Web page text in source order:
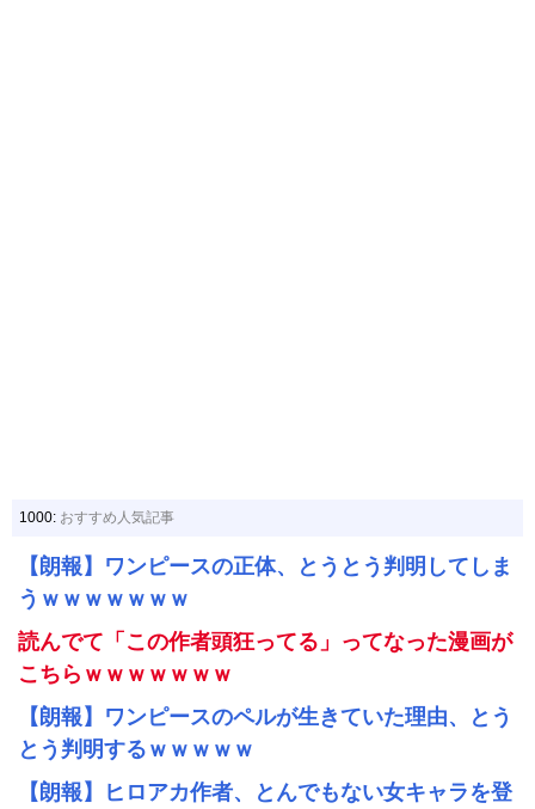
1000: おすすめ人気記事
【朗報】ワンピースの正体、とうとう判明してしま
うｗｗｗｗｗｗｗ
読んでて「この作者頭狂ってる」ってなった漫画が
こちらｗｗｗｗｗｗｗ
【朗報】ワンピースのペルが生きていた理由、とう
とう判明するｗｗｗｗｗ
【朗報】ヒロアカ作者、とんでもない女キャラを登